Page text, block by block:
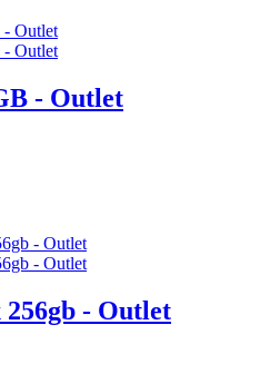
- Outlet
- Outlet